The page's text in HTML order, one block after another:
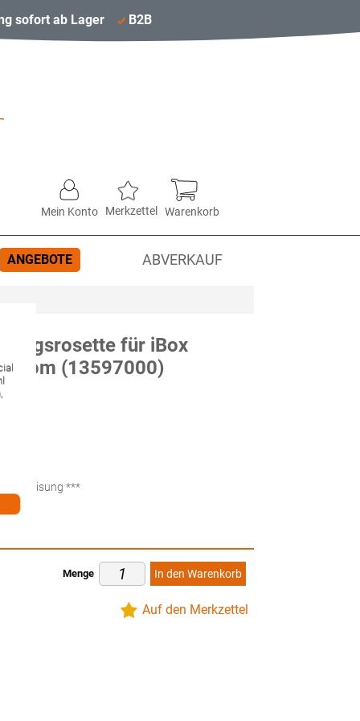
sofort ab Lager B2B
Mein Konto Merkzettel Warenkorb
ANGEBOTE ABVERKAUF
für iBox
(13597000)
***
Menge In den Warenkorb
Auf den Merkzettel